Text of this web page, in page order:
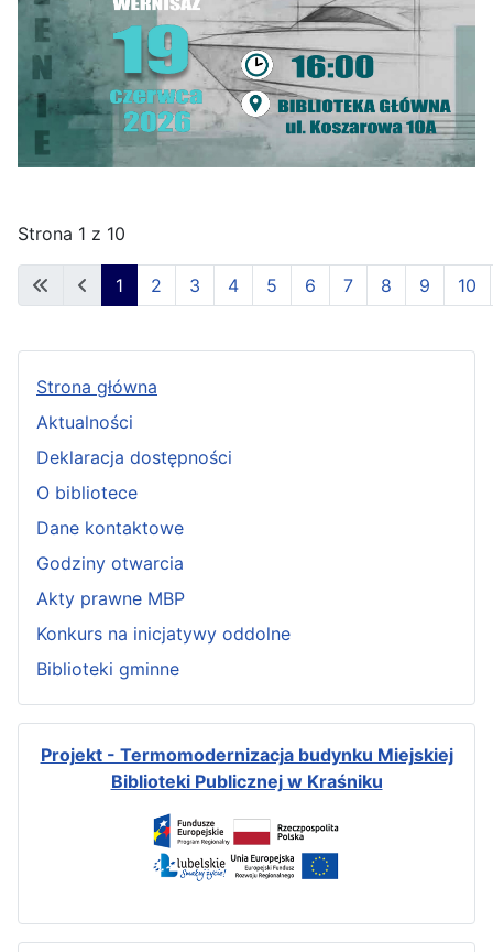
Strona 1 z 10
1 2 3 4 5 6 7 8 9 10
Strona główna
Aktualności
Deklaracja dostępności
O bibliotece
Dane kontaktowe
Godziny otwarcia
Akty prawne MBP
Konkurs na inicjatywy oddolne
Biblioteki gminne
Projekt - Termomodernizacja budynku Miejskiej
Biblioteki Publicznej w Kraśniku